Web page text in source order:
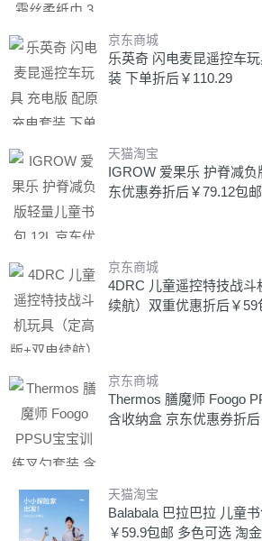
京东商城
乐英奇 闪电麦昆遥控车
装 下单折后￥110.29
天猫淘宝
IGROW 爱果乐 护脊减负
东优惠券折后￥79.12包邮
京东商城
4DRC 儿童遥控特技战
续航）双重优惠折后￥59
京东商城
Thermos 膳魔师 Foogo
含收纳盒 京东优惠券折
天猫淘宝
Balabala 巴拉巴拉 儿童
￥59.9包邮 多色可选 淘